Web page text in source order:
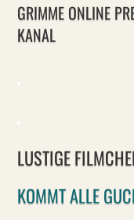
GRIMME ONLINE
KANAL
LUSTIGE
KOMMT ALLE